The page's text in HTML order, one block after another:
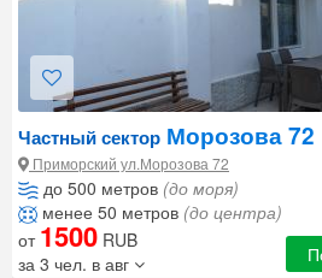
Частный сектор Морозова 72
Приморский ул.Морозова 72
до 500 метров (до моря)
менее 50 метров (до центра)
от 1500 RUB
за 3 чел. в авг